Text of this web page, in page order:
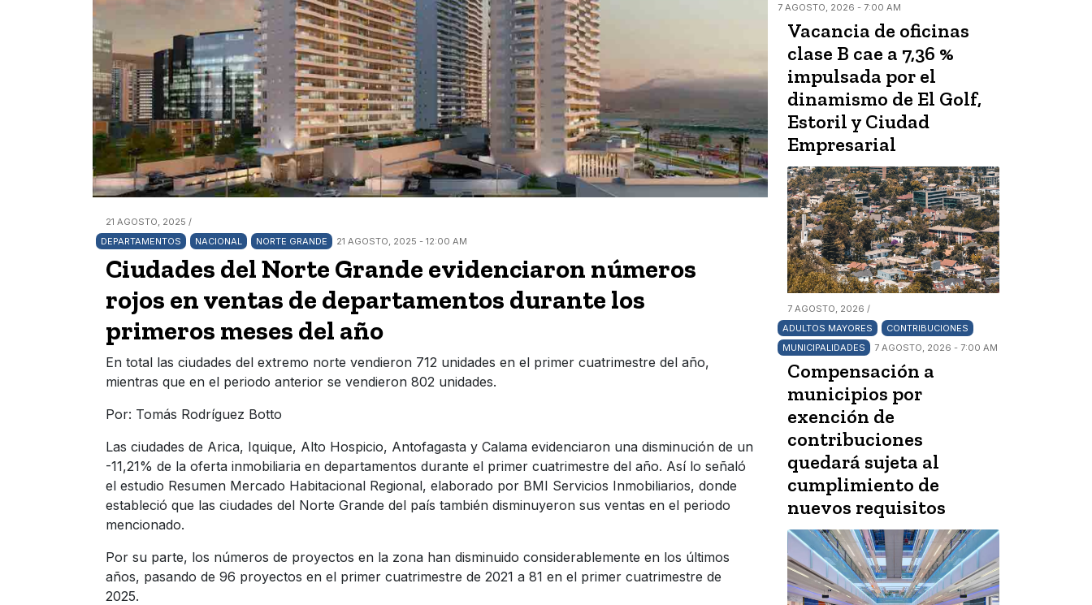
21 AGOSTO, 2025 /
DEPARTAMENTOS
NACIONAL NORTE GRANDE 21 AGOSTO, 2025 - 12:00 AM
Ciudades del Norte Grande evidenciaron números
rojos en ventas de departamentos durante los
primeros meses del año
En total las ciudades del extremo norte vendieron 712 unidades en el primer cuatrimestre del año,
mientras que en el periodo anterior se vendieron 802 unidades.
Por: Tomás Rodríguez Botto
Las ciudades de Arica, Iquique, Alto Hospicio, Antofagasta y Calama evidenciaron una disminución de un
-11,21% de la oferta inmobiliaria en departamentos durante el primer cuatrimestre del año. Así lo señaló
el estudio Resumen Mercado Habitacional Regional, elaborado por BMI Servicios Inmobiliarios, donde
estableció que las ciudades del Norte Grande del país también disminuyeron sus ventas en el periodo
mencionado.
Por su parte, los números de proyectos en la zona han disminuido considerablemente en los últimos
años, pasando de 96 proyectos en el primer cuatrimestre de 2021 a 81 en el primer cuatrimestre de
2025.
7 AGOSTO, 2026 - 7:00 AM
Vacancia de oficinas
clase B cae a 7,36 %
impulsada por el
dinamismo de El Golf,
Estoril y Ciudad
Empresarial
7 AGOSTO, 2026 /
ADULTOS MAYORES
CONTRIBUCIONES
MUNICIPALIDADES
7 AGOSTO, 2026 - 7:00 AM
Compensación a
municipios por
exención de
contribuciones
quedará sujeta al
cumplimiento de
nuevos requisitos